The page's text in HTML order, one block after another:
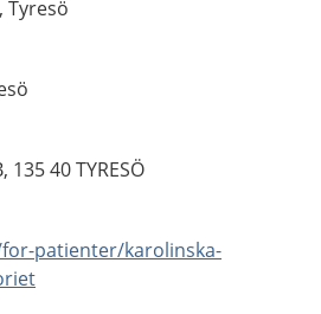
Tyresö
40 TYRESÖ
patienter/karolinska-